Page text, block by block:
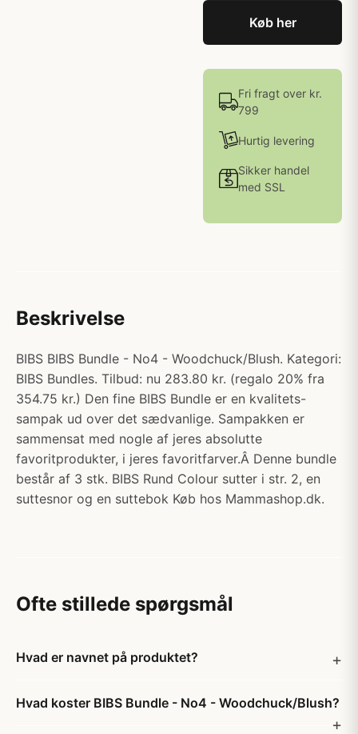
Køb her
Fri fragt over kr.
799
Hurtig levering
Sikker handel
med SSL
Beskrivelse
BIBS BIBS Bundle - No4 - Woodchuck/Blush. Kategori:
BIBS Bundles. Tilbud: nu 283.80 kr. (regalo 20% fra
354.75 kr.) Den fine BIBS Bundle er en kvalitets-
sampak ud over det sædvanlige. Sampakken er
sammensat med nogle af jeres absolutte
favoritprodukter, i jeres favoritfarver.Â Denne bundle
består af 3 stk. BIBS Rund Colour sutter i str. 2, en
suttesnor og en suttebok Køb hos Mammashop.dk.
Ofte stillede spørgsmål
Hvad er navnet på produktet?
Hvad koster BIBS Bundle - No4 - Woodchuck/Blush?